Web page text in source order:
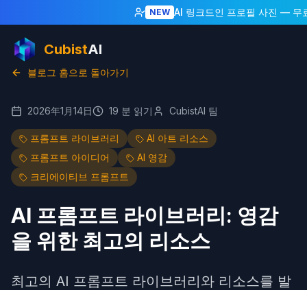
NEW AI 링크드인 프로필 사진 — 무
CubistAI
블로그 홈으로 돌아가기
2026年1月14日 19 분 읽기 CubistAI 팀
프롬프트 라이브러리
AI 아트 리소스
프롬프트 아이디어
AI 영감
크리에이티브 프롬프트
AI 프롬프트 라이브러리: 영감
을 위한 최고의 리소스
최고의 AI 프롬프트 라이브러리와 리소스를 발